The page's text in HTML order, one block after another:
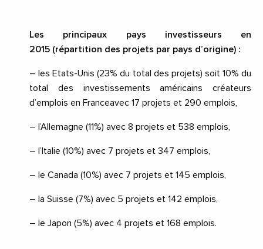
Les principaux pays investisseurs en
2015 (répartition des projets par pays d’origine) :
– les Etats-Unis (23% du total des projets) soit 10% du
total des investissements américains créateurs
d’emplois en Franceavec 17 projets et 290 emplois,
– l’Allemagne (11%) avec 8 projets et 538 emplois,
– l’Italie (10%) avec 7 projets et 347 emplois,
– le Canada (10%) avec 7 projets et 145 emplois,
– la Suisse (7%) avec 5 projets et 142 emplois,
– le Japon (5%) avec 4 projets et 168 emplois.